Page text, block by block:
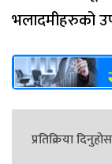
भलादमीहरुको
प्रतिक्रिया दिनुहोस